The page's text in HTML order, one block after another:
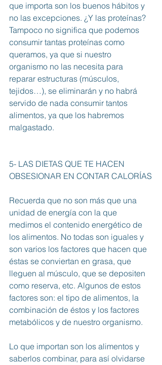
que importa son los buenos hábitos y
no las excepciones. ¿Y las proteínas?
Tampoco no significa que podemos
consumir tantas proteínas como
queramos, ya que si nuestro
organismo no las necesita para
reparar estructuras (músculos,
tejidos…), se eliminarán y no habrá
servido de nada consumir tantos
alimentos, ya que los habremos
malgastado.
5- LAS DIETAS QUE TE HACEN
OBSESIONAR EN CONTAR CALORÍAS
Recuerda que no son más que una
unidad de energía con la que
medimos el contenido energético de
los alimentos. No todas son iguales y
son varios los factores que hacen que
éstas se conviertan en grasa, que
lleguen al músculo, que se depositen
como reserva, etc. Algunos de estos
factores son: el tipo de alimentos, la
combinación de éstos y los factores
metabólicos y de nuestro organismo.
Lo que importan son los alimentos y
saberlos combinar, para así olvidarse